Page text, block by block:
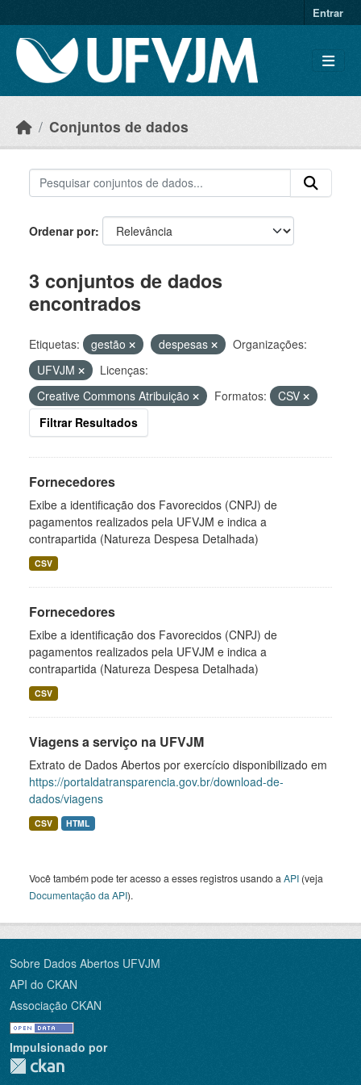
Entrar
Conjuntos de dados
Ordenar por
3 conjuntos de dados
encontrados
Etiquetas: gestão despesas
Organizações:
UFVJM
Licenças:
Creative Commons Atribuição
Formatos:
CSV
Filtrar Resultados
Fornecedores
Exibe a identificação dos Favorecidos (CNPJ) de
pagamentos realizados pela UFVJM e indica a
contrapartida (Natureza Despesa Detalhada)
CSV
Fornecedores
Exibe a identificação dos Favorecidos (CNPJ) de
pagamentos realizados pela UFVJM e indica a
contrapartida (Natureza Despesa Detalhada)
CSV
Viagens a serviço na UFVJM
Extrato de Dados Abertos por exercício disponibilizado em
https://portaldatransparencia.gov.br/download-de-
dados/viagens
CSV HTML
Você também pode ter acesso a esses registros usando a API (veja
Documentação da API).
Sobre Dados Abertos UFVJM
API do CKAN
Associação CKAN
Impulsionado por